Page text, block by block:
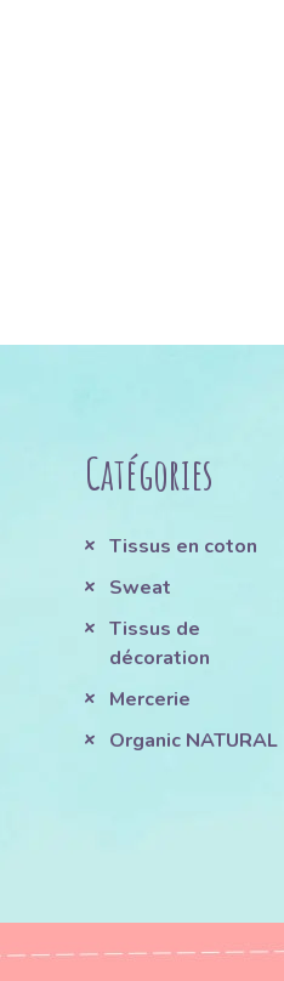
Catégories
Tissus en coton
Sweat
Tissus de
décoration
Mercerie
Organic NATURAL